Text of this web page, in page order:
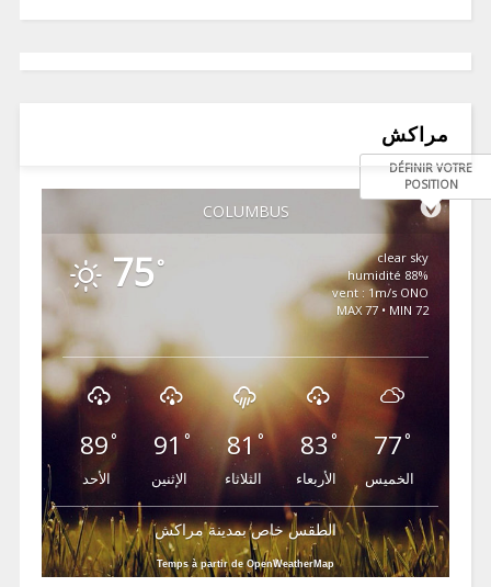
مراكش
COLUMBUS
DÉFINIR VOTRE
POSITION
75 °
clear sky
88% humidité
vent : 1m/s ONO
MAX 77 • MIN 72
89°
الأحد
91°
الإثنين
81°
الثلاثاء
83 °
الأربعاء
77°
الخميس
الطقس خاص بمدينة مراكش
Temps à partir de OpenWeatherMap